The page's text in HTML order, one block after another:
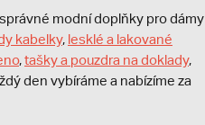
modní doplňky pro dámy
kabelky, lesklé a lakované
,tašky a pouzdra na doklady,
den vybíráme a nabízíme za